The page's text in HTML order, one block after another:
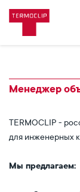
Менеджер
TERMOCLIP -
для инженерных
Мы предлагаем: